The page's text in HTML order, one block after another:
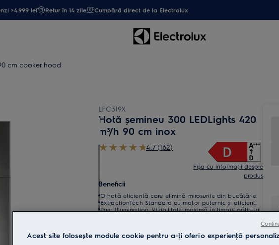
>4.999 lei Retur în 14 zile Cumpără direct de la Electrolux
cm cooker hood
LFC319X
Hotă șemineu 300 LEDLights 420
m³/h 90 cm inox
4.7 (162)
Fișa cu informaţii despre
produs
Beneficii
O hotă eficientă care elimină mirosurile din bucătărie.
ExtractionTech Standard cu motor puternic și eficient.
Pure Illumination. Vizibilitate maximă în timpul gătitului.
Cumpără de pe www.electrolux.ro și primești:
Acest site folosește module cookie pentru a-ţi oferi o experienţă